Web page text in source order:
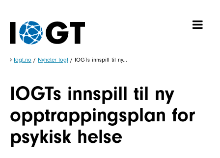
Iogt.no / Nyheter Iogt / IOGTs innspill til ny...
IOGTs innspill til ny
opptrappingsplan for
psykisk helse